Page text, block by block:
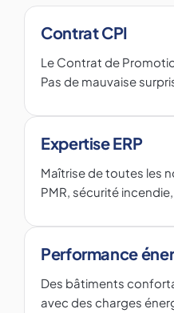
Contrat CPI
Le Contrat de
Pas de mauvaise
Expertise ERP
Maîtrise de toutes les
PMR, sécurité
Performance
Des bâtiments
avec des charges